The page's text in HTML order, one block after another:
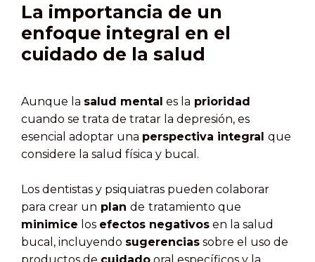
La importancia de un
enfoque integral en el
cuidado de la salud
Aunque la salud mental es la prioridad
cuando se trata de tratar la depresión, es
esencial adoptar una perspectiva integral que
considere la salud física y bucal.
Los dentistas y psiquiatras pueden colaborar
para crear un plan de tratamiento que
minimice los efectos negativos en la salud
bucal, incluyendo sugerencias sobre el uso de